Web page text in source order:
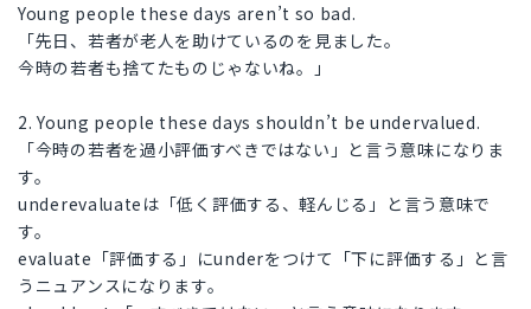
Young people these days aren’t so bad.
「先日、若者が老人を助けているのを見ました。
今時の若者も捨てたものじゃないね。」
2. Young people these days shouldn’t be undervalued.
「今時の若者を過小評価すべきではない」と言う意味になりま
す。
underevaluateは「低く評価する、軽んじる」と言う意味で
す。
evaluate「評価する」にunderをつけて「下に評価する」と言
うニュアンスになります。